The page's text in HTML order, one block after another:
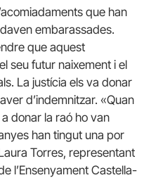
que han
embarassades.
que aquest
seu futur naixement i el
La justícia els va donar
d’indemnitzar. «Quan
donar la raó ho van
han tingut una por
Torres, representant
l’Ensenyament Castella-